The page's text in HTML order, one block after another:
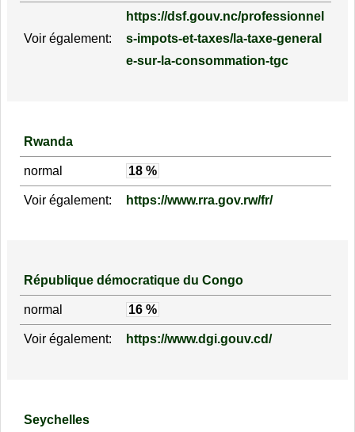
Voir également:
https://dsf.gouv.nc/professionnel
s-impots-et-taxes/la-taxe-general
e-sur-la-consommation-tgc
Rwanda
normal 18 %
Voir également: https://www.rra.gov.rw/fr/
République démocratique du Congo
normal 16 %
Voir également: https://www.dgi.gouv.cd/
Seychelles